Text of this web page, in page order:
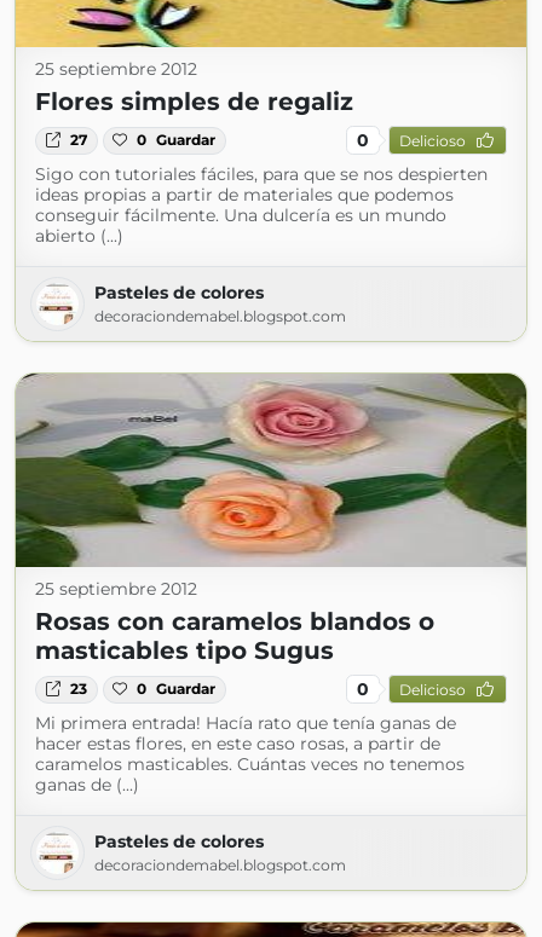
25 septiembre 2012
Flores simples de regaliz
27 0 Guardar 0 Delicioso
Sigo con tutoriales fáciles, para que se nos despierten
ideas propias a partir de materiales que podemos
conseguir fácilmente. Una dulcería es un mundo
abierto (...)
Pasteles de colores
decoraciondemabel.blogspot.com
25 septiembre 2012
Rosas con caramelos blandos o
masticables tipo Sugus
23 0 Guardar 0 Delicioso
Mi primera entrada! Hacía rato que tenía ganas de
hacer estas flores, en este caso rosas, a partir de
caramelos masticables. Cuántas veces no tenemos
ganas de (...)
Pasteles de colores
decoraciondemabel.blogspot.com